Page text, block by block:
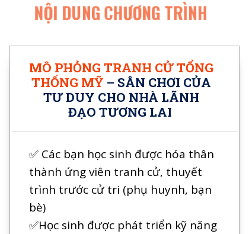
MÔ PHỎNG TRANH CỬ TỔNG
THỐNG MỸ – SÂN CHƠI CỦA
TƯ DUY CHO NHÀ LÃNH
ĐẠO TƯƠNG LAI
✅ Các bạn học sinh được hóa thân
thành ứng viên tranh cử, thuyết
trình trước cử tri (phụ huynh, bạn
bè)
✅Học sinh được phát triển kỹ năng
NỘI DUNG CHƯƠNG TRÌNH